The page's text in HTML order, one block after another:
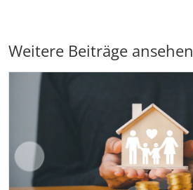
Weitere Beiträge ansehen